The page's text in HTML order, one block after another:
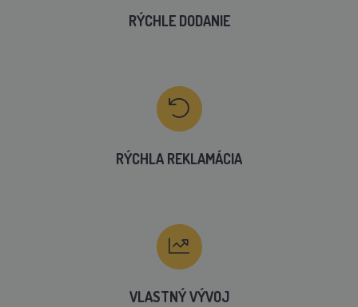
RÝCHLE DODANIE
RÝCHLA REKLAMÁCIA
VLASTNÝ VÝVOJ